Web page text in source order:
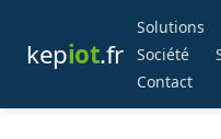
kepiot.fr
Solutions
Société
Contact